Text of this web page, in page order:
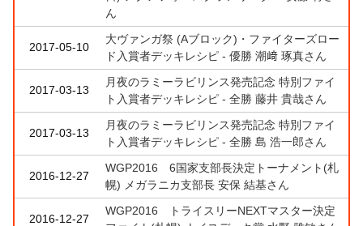
ん
2017-05-10
大ヴァンガ祭 (Aブロック)・ファイターズロー
ド入賞者デッキレシピ - 優勝 潮﨑 琢真さん
2017-03-13
月夜のラミーラビリンス発売記念 特別ファイ
ト入賞者デッキレシピ - 全勝 藤井 貴哉さん
2017-03-13
月夜のラミーラビリンス発売記念 特別ファイ
ト入賞者デッキレシピ - 全勝 島 浩一郎さん
2016-12-27
WGP2016 6国家支部長決定トーナメント(札
幌) メガラニカ支部長 安保 結基さん
2016-12-27
WGP2016 トライスリーNEXTマスター決定